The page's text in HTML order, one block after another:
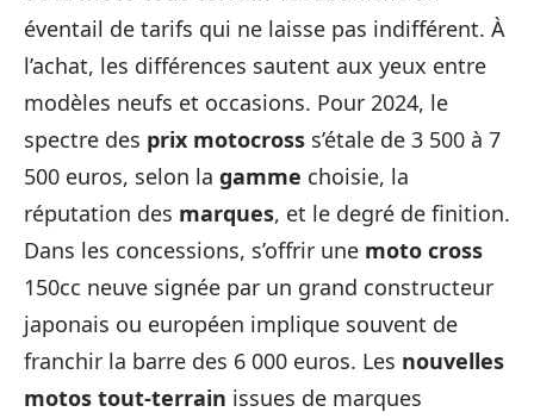
éventail de tarifs qui ne laisse pas indifférent. À
l’achat, les différences sautent aux yeux entre
modèles neufs et occasions. Pour 2024, le
spectre des prix motocross s’étale de 3 500 à 7
500 euros, selon la gamme choisie, la
réputation des marques, et le degré de finition.
Dans les concessions, s’offrir une moto cross
150cc neuve signée par un grand constructeur
japonais ou européen implique souvent de
franchir la barre des 6 000 euros. Les nouvelles
motos tout-terrain issues de marques